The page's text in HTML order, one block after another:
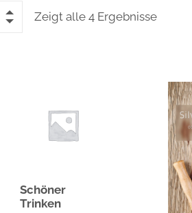
Zeigt alle 4 Ergebnisse
Schöner
Trinken